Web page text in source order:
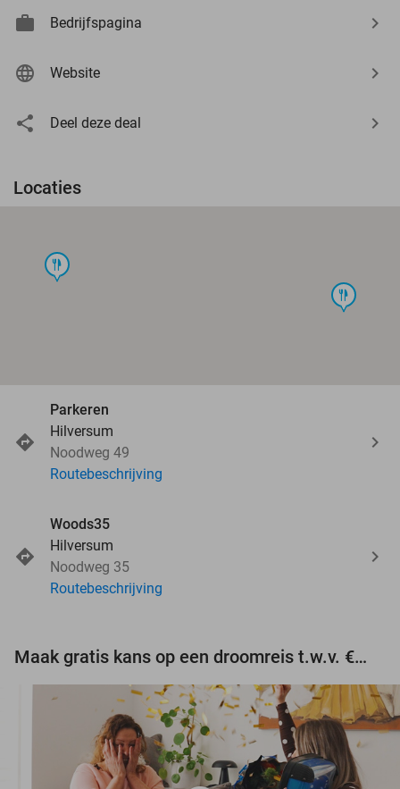
Bedrijfspagina
Website
Deel deze deal
Locaties
food
food
Parkeren
Hilversum
Noodweg 49
Routebeschrijving
Woods35
Hilversum
Noodweg 35
Routebeschrijving
Maak gratis kans op een droomreis t.w.v. €3.000!